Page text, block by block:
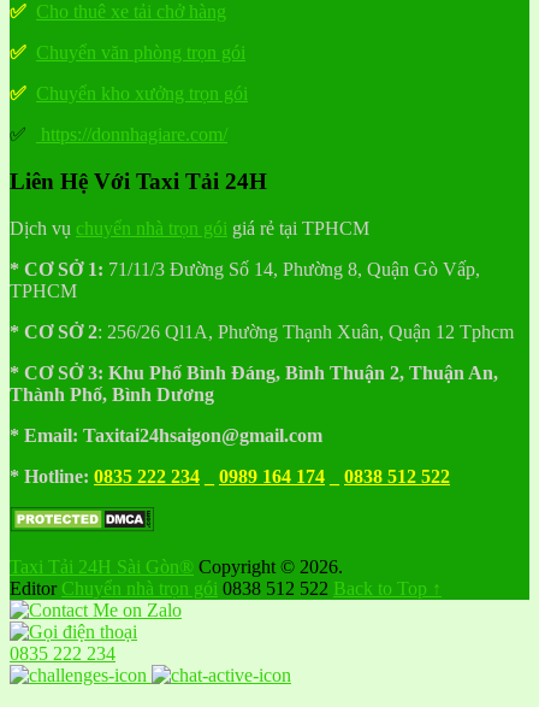
✅ Cho thuê xe tải chở hàng
✅ Chuyển văn phòng trọn gói
✅ Chuyển kho xưởng trọn gói
✅
https://donnhagiare.com/
Liên Hệ Với Taxi Tải 24H
Dịch vụ chuyển nhà trọn gói giá rẻ tại TPHCM
* CƠ SỞ 1: 71/11/3 Đường Số 14, Phường 8, Quận Gò Vấp,
TPHCM
* CƠ SỞ 2: 256/26 Ql1A, Phường Thạnh Xuân, Quận 12 Tphcm
* CƠ SỞ 3: Khu Phố Bình Đáng, Bình Thuận 2, Thuận An,
Thành Phố, Bình Dương
* Email: Taxitai24hsaigon@gmail.com
* Hotline: 0835 222 234 0989 164 174 0838 512 522
Taxi Tải 24H Sài Gòn® Copyright © 2026.
Editor Chuyển nhà trọn gói 0838 512 522 Back to Top ↑
0835 222 234